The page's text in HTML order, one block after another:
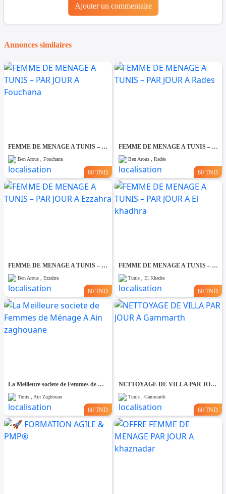
Ajouter un commentaire
Annonces similaires
FEMME DE MENAGE A TUNIS – PAR JOUR A Fouchana
Ben Arous , Fouchana
60 TND
FEMME DE MENAGE A TUNIS – PAR JOUR A Rades
Ben Arous , Radès
60 TND
FEMME DE MENAGE A TUNIS – PAR JOUR A Ezzahra
Ben Arous , Ezzahra
60 TND
FEMME DE MENAGE A TUNIS – PAR JOUR A El khadhra
Tunis , El Khadra
60 TND
La Meilleure societe de Femmes de Ménage A Ain zaghouane
Tunis , Ain Zaghouan
60 TND
NETTOYAGE DE VILLA PAR JOUR A Gammarth
Tunis , Gammarth
60 TND